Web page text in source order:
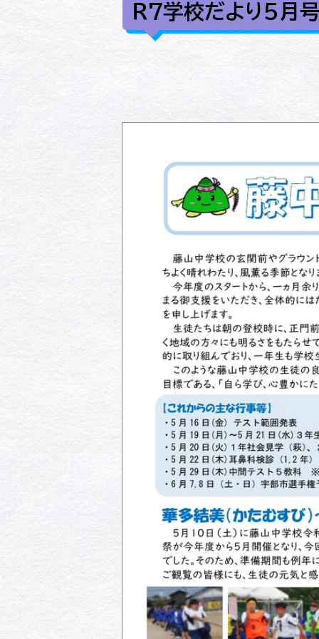
Ｒ7学校だより５月